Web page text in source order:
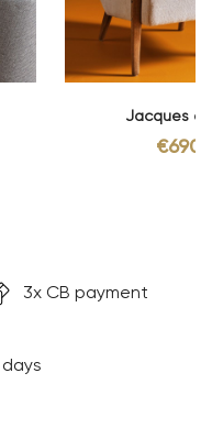
Jacques
3x CB payment